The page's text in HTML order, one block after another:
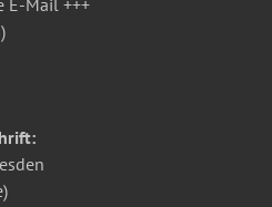
E-Mail +++